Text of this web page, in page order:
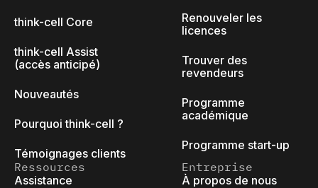
think-cell Core
think-cell Assist
(accès anticipé)
Nouveautés
Pourquoi think-cell ?
Témoignages clients
Renouveler les
licences
Trouver des
revendeurs
Programme
académique
Programme start-up
Ressources
Assistance
Entreprise
À propos de nous